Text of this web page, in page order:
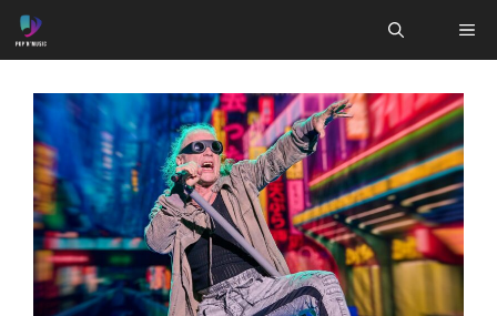
Aller
au